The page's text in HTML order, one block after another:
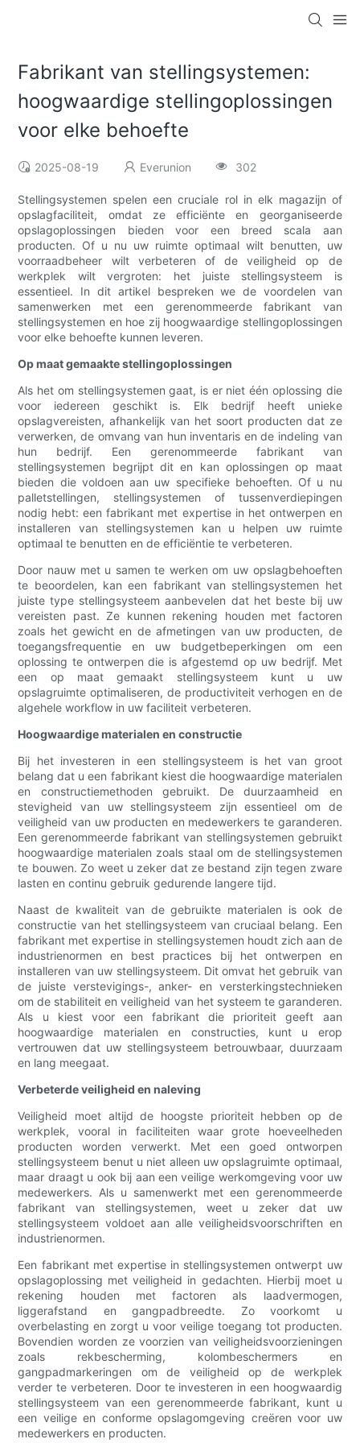
Fabrikant van stellingsystemen:
hoogwaardige stellingoplossingen
voor elke behoefte
2025-08-19 Everunion 302
Stellingsystemen spelen een cruciale rol in elk magazijn of
opslagfaciliteit, omdat ze efficiënte en georganiseerde
opslagoplossingen bieden voor een breed scala aan
producten. Of u nu uw ruimte optimaal wilt benutten, uw
voorraadbeheer wilt verbeteren of de veiligheid op de
werkplek wilt vergroten: het juiste stellingsysteem is
essentieel. In dit artikel bespreken we de voordelen van
samenwerken met een gerenommeerde fabrikant van
stellingsystemen en hoe zij hoogwaardige stellingoplossingen
voor elke behoefte kunnen leveren.
Op maat gemaakte stellingoplossingen
Als het om stellingsystemen gaat, is er niet één oplossing die
voor iedereen geschikt is. Elk bedrijf heeft unieke
opslagvereisten, afhankelijk van het soort producten dat ze
verwerken, de omvang van hun inventaris en de indeling van
hun bedrijf. Een gerenommeerde fabrikant van
stellingsystemen begrijpt dit en kan oplossingen op maat
bieden die voldoen aan uw specifieke behoeften. Of u nu
palletstellingen, stellingsystemen of tussenverdiepingen
nodig hebt: een fabrikant met expertise in het ontwerpen en
installeren van stellingsystemen kan u helpen uw ruimte
optimaal te benutten en de efficiëntie te verbeteren.
Door nauw met u samen te werken om uw opslagbehoeften
te beoordelen, kan een fabrikant van stellingsystemen het
juiste type stellingsysteem aanbevelen dat het beste bij uw
vereisten past. Ze kunnen rekening houden met factoren
zoals het gewicht en de afmetingen van uw producten, de
toegangsfrequentie en uw budgetbeperkingen om een
oplossing te ontwerpen die is afgestemd op uw bedrijf. Met
een op maat gemaakt stellingsysteem kunt u uw
opslagruimte optimaliseren, de productiviteit verhogen en de
algehele workflow in uw faciliteit verbeteren.
Hoogwaardige materialen en constructie
Bij het investeren in een stellingsysteem is het van groot
belang dat u een fabrikant kiest die hoogwaardige materialen
en constructiemethoden gebruikt. De duurzaamheid en
stevigheid van uw stellingsysteem zijn essentieel om de
veiligheid van uw producten en medewerkers te garanderen.
Een gerenommeerde fabrikant van stellingsystemen gebruikt
hoogwaardige materialen zoals staal om de stellingsystemen
te bouwen. Zo weet u zeker dat ze bestand zijn tegen zware
lasten en continu gebruik gedurende langere tijd.
Naast de kwaliteit van de gebruikte materialen is ook de
constructie van het stellingsysteem van cruciaal belang. Een
fabrikant met expertise in stellingsystemen houdt zich aan de
industrienormen en best practices bij het ontwerpen en
installeren van uw stellingsysteem. Dit omvat het gebruik van
de juiste verstevigings-, anker- en versterkingstechnieken
om de stabiliteit en veiligheid van het systeem te garanderen.
Als u kiest voor een fabrikant die prioriteit geeft aan
hoogwaardige materialen en constructies, kunt u erop
vertrouwen dat uw stellingsysteem betrouwbaar, duurzaam
en lang meegaat.
Verbeterde veiligheid en naleving
Veiligheid moet altijd de hoogste prioriteit hebben op de
werkplek, vooral in faciliteiten waar grote hoeveelheden
producten worden verwerkt. Met een goed ontworpen
stellingsysteem benut u niet alleen uw opslagruimte optimaal,
maar draagt u ook bij aan een veilige werkomgeving voor uw
medewerkers. Als u samenwerkt met een gerenommeerde
fabrikant van stellingsystemen, weet u zeker dat uw
stellingsysteem voldoet aan alle veiligheidsvoorschriften en
industrienormen.
Een fabrikant met expertise in stellingsystemen ontwerpt uw
opslagoplossing met veiligheid in gedachten. Hierbij moet u
rekening houden met factoren als laadvermogen,
liggerafstand en gangpadbreedte. Zo voorkomt u
overbelasting en zorgt u voor veilige toegang tot producten.
Bovendien worden ze voorzien van veiligheidsvoorzieningen
zoals rekbescherming, kolombeschermers en
gangpadmarkeringen om de veiligheid op de werkplek
verder te verbeteren. Door te investeren in een hoogwaardig
stellingsysteem van een gerenommeerde fabrikant, kunt u
een veilige en conforme opslagomgeving creëren voor uw
medewerkers en producten.